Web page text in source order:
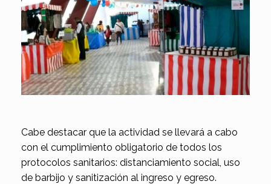
Cabe destacar que la actividad se llevará a cabo
con el cumplimiento obligatorio de todos los
protocolos sanitarios: distanciamiento social, uso
de barbijo y sanitización al ingreso y egreso.